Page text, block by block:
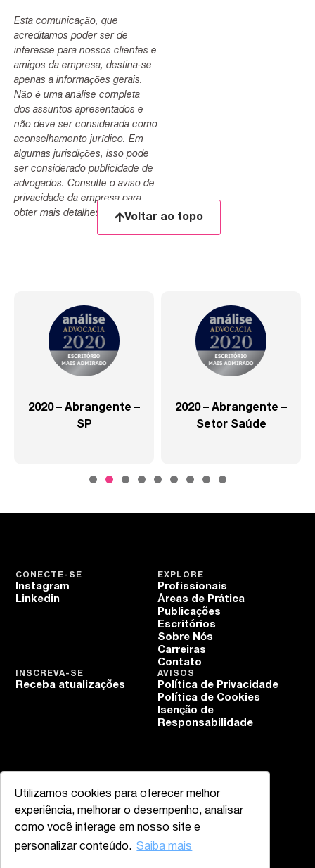
Utilizamos cookies para oferecer melhor
experiência, melhorar o desempenho, analisar
como você interage em nosso site e
personalizar conteúdo. Saiba mais
Esta comunicação, que
acreditamos poder ser de
interesse para nossos clientes e
amigos da empresa, destina-se
apenas a informações gerais.
Não é uma análise completa
dos assuntos apresentados e
não deve ser considerada como
aconselhamento jurídico. Em
algumas jurisdições, isso pode
ser considerado publicidade de
advogados. Consulte o aviso de
privacidade da empresa para
obter mais detalhes.
Voltar ao topo
2020 – Abrangente –
SP
2020 – Abrangente –
Setor Saúde
EXPLORE
Profissionais
Áreas de Prática
Publicações
Escritórios
Sobre Nós
Carreiras
Contato
CONECTE-SE
Instagram
Linkedin
AVISOS
Política de Privacidade
Política de Cookies
Isenção de
Responsabilidade
INSCREVA-SE
Receba atualizações